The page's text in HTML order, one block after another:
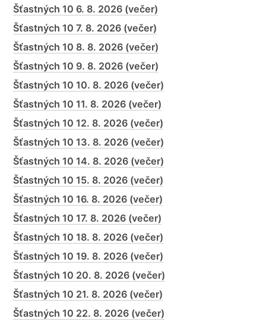
Šťastných 10 6. 8. 2026 (večer)
Šťastných 10 7. 8. 2026 (večer)
Šťastných 10 8. 8. 2026 (večer)
Šťastných 10 9. 8. 2026 (večer)
Šťastných 10 10. 8. 2026 (večer)
Šťastných 10 11. 8. 2026 (večer)
Šťastných 10 12. 8. 2026 (večer)
Šťastných 10 13. 8. 2026 (večer)
Šťastných 10 14. 8. 2026 (večer)
Šťastných 10 15. 8. 2026 (večer)
Šťastných 10 16. 8. 2026 (večer)
Šťastných 10 17. 8. 2026 (večer)
Šťastných 10 18. 8. 2026 (večer)
Šťastných 10 19. 8. 2026 (večer)
Šťastných 10 20. 8. 2026 (večer)
Šťastných 10 21. 8. 2026 (večer)
Šťastných 10 22. 8. 2026 (večer)